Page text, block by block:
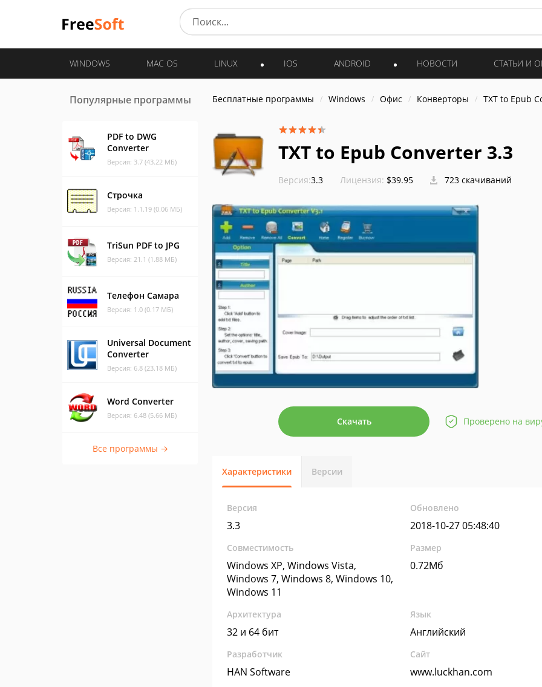
WINDOWS MAC OS LINUX IOS ANDROID НОВОСТИ СТАТЬИ И
Популярные программы
PDF to DWG
Converter
Версия: 3.7 (43.22 МБ)
Строчка
Версия: 1.1.19 (0.06 МБ)
TriSun PDF to JPG
Версия: 21.1 (1.88 МБ)
Телефон Самара
Версия: 1.0 (0.17 МБ)
Universal Document
Converter
Версия: 6.8 (23.18 МБ)
Word Converter
Версия: 6.48 (5.66 МБ)
Все программы →
Бесплатные программы Windows Офис Конверторы TXT to Epub
TXT to Epub Converter 3.3
Версия:3.3 Лицензия: $39.95 723 скачиваний
Скачать Проверено на
Характеристики Версии
Версия
3.3
Обновлено
2018-10-27 05:48:40
Совместимость
Windows XP, Windows Vista,
Windows 7, Windows 8, Windows 10,
Windows 11
Размер
0.72Мб
Архитектура
32 и 64 бит
Язык
Английский
Разработчик
HAN Software
Сайт
www.luckhan.com